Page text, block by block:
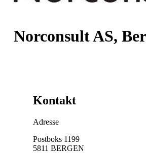
Norconsult AS,
Kontakt
Adresse
Postboks 1199
5811 BERGEN